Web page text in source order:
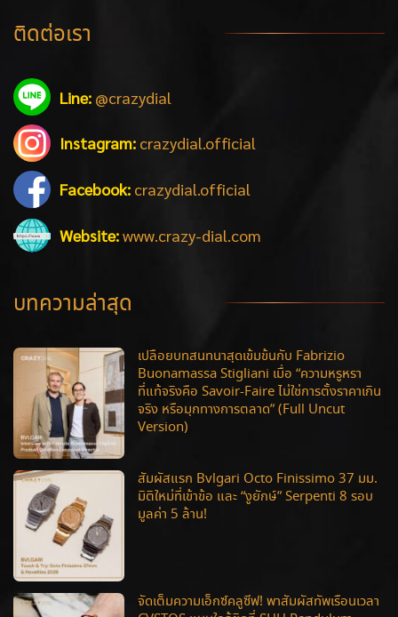
ติดต่อเรา
Line: @crazydial
Instagram: crazydial.official
Facebook: crazydial.official
Website:www.crazy-dial.com
บทความล่าสุด
เปลือยบทสนทนาสุดเข้มข้นกับ Fabrizio
Buonamassa Stigliani เมื่อ “ความหรูหรา
ที่แท้จริงคือ Savoir-Faire ไม่ใช่การตั้งราคาเกิน
จริง หรือมุกทางการตลาด” (Full Uncut
Version)
สัมผัสแรก Bvlgari Octo Finissimo 37 มม.
มิติใหม่ที่เข้าข้อ และ “งูยักษ์” Serpenti 8 รอบ
มูลค่า 5 ล้าน!
จัดเต็มความเอ็กซ์คลูซีฟ! พาสัมผัสทัพเรือนเวลา